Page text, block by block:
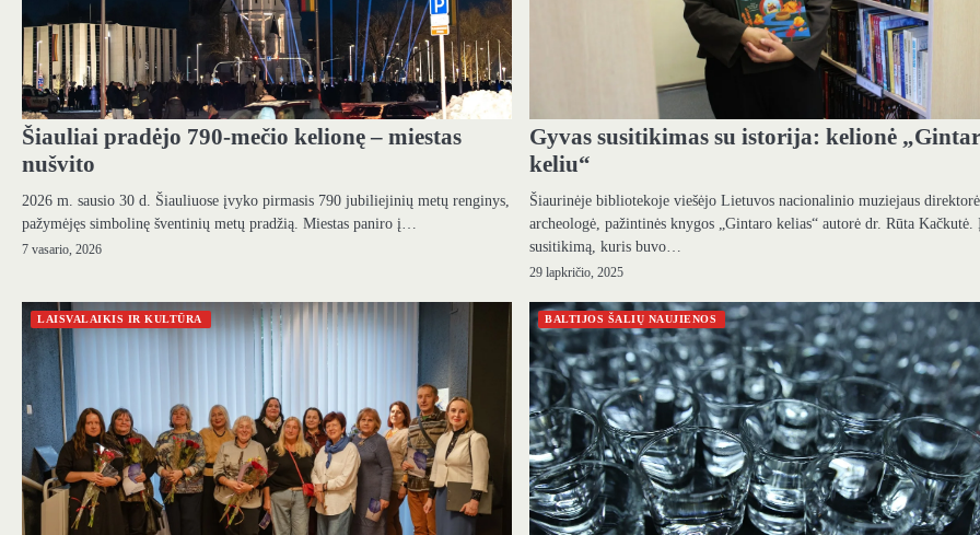
Šiauliai pradėjo 790-mečio kelionę – miestas
nušvito
2026 m. sausio 30 d. Šiauliuose įvyko pirmasis 790 jubiliejinių metų renginys,
pažymėjęs simbolinę šventinių metų pradžią. Miestas paniro į…
7 vasario, 2026
Gyvas susitikimas su istorija: kelionė
keliu“
Šiaurinėje bibliotekoje viešėjo Lietuvos nacionalinio muziejaus
archeologė, pažintinės knygos „Gintaro kelias“ autorė dr. Rūta Kačkutė.
susitikimą, kuris buvo…
29 lapkričio, 2025
LAISVALAIKIS IR KULTŪRA BALTIJOS ŠALIŲ NAUJIENOS